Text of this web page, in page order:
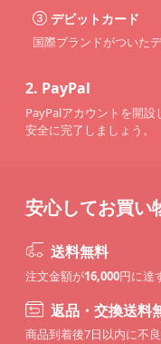
デビットカード
国際ブランドがついた
2. PayPal
PayPalアカウントを開
安全に完了しましょう。
安心してお買い
送料無料
注文金額が16,000円に達
返品・交換送料
商品到着後7日以内に不